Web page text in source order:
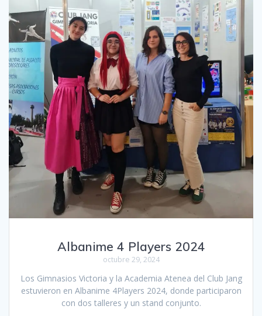
Albanime 4 Players 2024
octubre 29, 2024
Los Gimnasios Victoria y la Academia Atenea del Club Jang
estuvieron en Albanime 4Players 2024, donde participaron
con dos talleres y un stand conjunto.